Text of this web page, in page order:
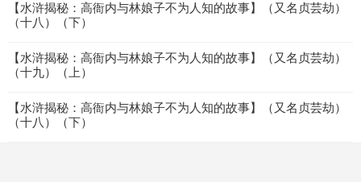
【水浒揭秘：高衙内与林娘子不为人知的故事】（又名贞芸劫）
（十八）（下）
【水浒揭秘：高衙内与林娘子不为人知的故事】（又名贞芸劫）
（十九）（上）
【水浒揭秘：高衙内与林娘子不为人知的故事】（又名贞芸劫）
（十八）（下）